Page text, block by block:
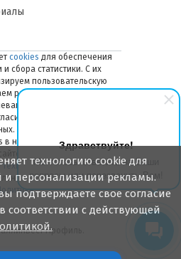
Здравствуйте!
Мы готовы ответить на Ваши
вопросы или перезвонить Вам!
cookies для обеспечения
сбора статистики. С их
пользовательскую
работу сайта и делаем
Оставаясь на
на обработку ваших
Вы можете отключить
настройках браузера в
также применяются
. Подробнее об
данных — в
.
Профиль.
технологию cookie для
и персонализации рекламы.
подтверждаете свое согласие
соответствии с действующей